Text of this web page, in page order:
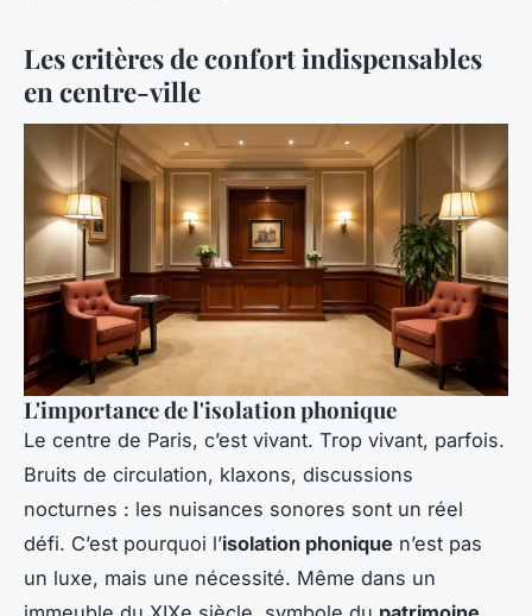
Les critères de confort indispensables
en centre-ville
L'importance de l'isolation phonique
Le centre de Paris, c’est vivant. Trop vivant, parfois.
Bruits de circulation, klaxons, discussions
nocturnes : les nuisances sonores sont un réel
défi. C’est pourquoi l’isolation phonique n’est pas
un luxe, mais une nécessité. Même dans un